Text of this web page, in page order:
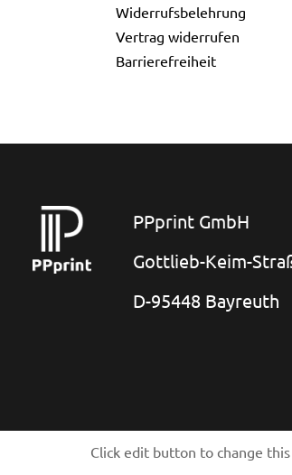
Widerrufsbelehrung
Vertrag widerrufen
Barrierefreiheit
PPprint GmbH
Gottlieb-Keim-
D-95448 Bayreuth
Click edit button to change